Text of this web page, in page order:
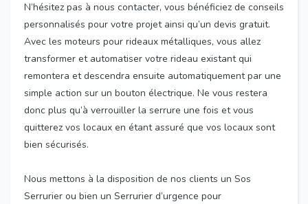
N’hésitez pas à nous contacter, vous bénéficiez de conseils
personnalisés pour votre projet ainsi qu’un devis gratuit.
Avec les moteurs pour rideaux métalliques, vous allez
transformer et automatiser votre rideau existant qui
remontera et descendra ensuite automatiquement par une
simple action sur un bouton électrique. Ne vous restera
donc plus qu’à verrouiller la serrure une fois et vous
quitterez vos locaux en étant assuré que vos locaux sont
bien sécurisés.
Nous mettons à la disposition de nos clients un Sos
Serrurier ou bien un Serrurier d’urgence pour